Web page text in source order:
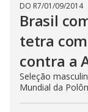
DO R7/01/09/2014
Brasil
tetra
contra a
Seleção
Mundial da